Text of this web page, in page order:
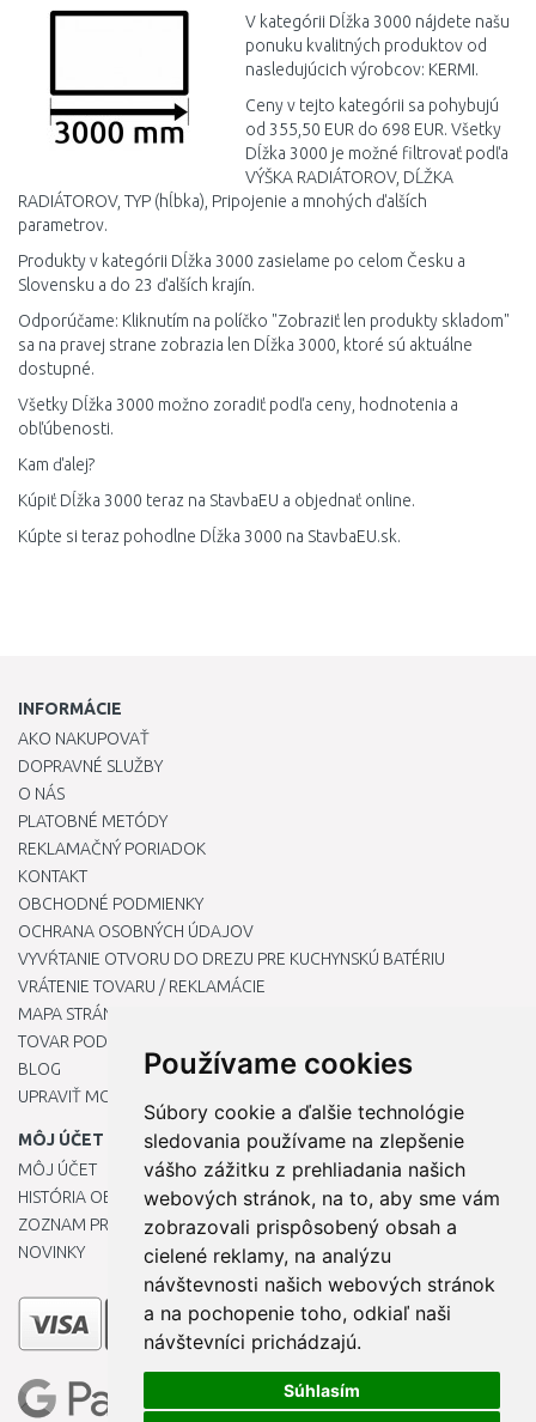
Používame cookies
Súbory cookie a ďalšie technológie
sledovania používame na zlepšenie
vášho zážitku z prehliadania našich
webových stránok, na to, aby sme vám
zobrazovali prispôsobený obsah a
cielené reklamy, na analýzu
návštevnosti našich webových stránok
a na pochopenie toho, odkiaľ naši
návštevníci prichádzajú.
Súhlasím
Porovnať
V kategórii Dĺžka 3000 nájdete našu
ponuku kvalitných produktov od
nasledujúcich výrobcov: KERMI.
Ceny v tejto kategórii sa pohybujú
od 355,50 EUR do 698 EUR. Všetky
Dĺžka 3000 je možné filtrovať podľa
VÝŠKA RADIÁTOROV, DĹŽKA
RADIÁTOROV, TYP (hĺbka), Pripojenie a mnohých ďalších
parametrov.
Produkty v kategórii Dĺžka 3000 zasielame po celom Česku a
Slovensku a do 23 ďalších krajín.
Odporúčame: Kliknutím na políčko "Zobraziť len produkty skladom"
sa na pravej strane zobrazia len Dĺžka 3000, ktoré sú aktuálne
dostupné.
Všetky Dĺžka 3000 možno zoradiť podľa ceny, hodnotenia a
obľúbenosti.
Kam ďalej?
Kúpiť Dĺžka 3000 teraz na StavbaEU a objednať online.
Kúpte si teraz pohodlne Dĺžka 3000 na StavbaEU.sk.
INFORMÁCIE
AKO NAKUPOVAŤ
DOPRAVNÉ SLUŽBY
O NÁS
PLATOBNÉ METÓDY
REKLAMAČNÝ PORIADOK
KONTAKT
OBCHODNÉ PODMIENKY
OCHRANA OSOBNÝCH ÚDAJOV
VYVŔTANIE OTVORU DO DREZU PRE KUCHYNSKÚ BATÉRIU
VRÁTENIE TOVARU / REKLAMÁCIE
MAPA STRÁNOK
TOVAR PODĽA ZNAČIEK
BLOG
UPRAVIŤ MOJE PREDVOĽBY COOKIES
MÔJ ÚČET
MÔJ ÚČET
HISTÓRIA OBJEDNÁVOK
ZOZNAM PRIANÍ
NOVINKY